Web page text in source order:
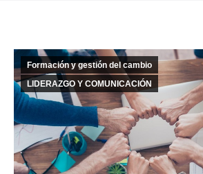
Formación y gestión del cambio
LIDERAZGO Y COMUNICACIÓN